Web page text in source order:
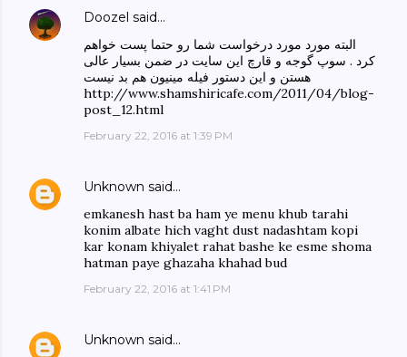
Doozel said…
البته مورد مورد درخواست شما رو حتما پست خواهم
کرد . سوپ گوجه و قارچ این سایت در ضمن بسیار عالی
هستن و این دستور فیله مینیون هم بد نیست
http://www.shamshiricafe.com/2011/04/blog-
post_12.html
February 22, 2016 at 1:39 PM
Unknown said…
emkanesh hast ba ham ye menu khub tarahi
konim albate hich vaght dust nadashtam kopi
kar konam khiyalet rahat bashe ke esme shoma
hatman paye ghazaha khahad bud
February 22, 2016 at 1:41 PM
Unknown said…